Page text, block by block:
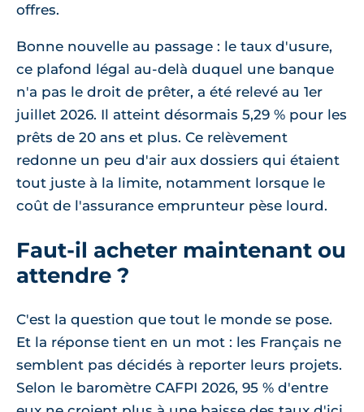
offres.
Bonne nouvelle au passage : le taux d'usure,
ce plafond légal au-delà duquel une banque
n'a pas le droit de prêter, a été relevé au 1er
juillet 2026. Il atteint désormais 5,29 % pour les
prêts de 20 ans et plus. Ce relèvement
redonne un peu d'air aux dossiers qui étaient
tout juste à la limite, notamment lorsque le
coût de l'assurance emprunteur pèse lourd.
Faut-il acheter maintenant ou
attendre ?
C'est la question que tout le monde se pose.
Et la réponse tient en un mot : les Français ne
semblent pas décidés à reporter leurs projets.
Selon le baromètre CAFPI 2026, 95 % d'entre